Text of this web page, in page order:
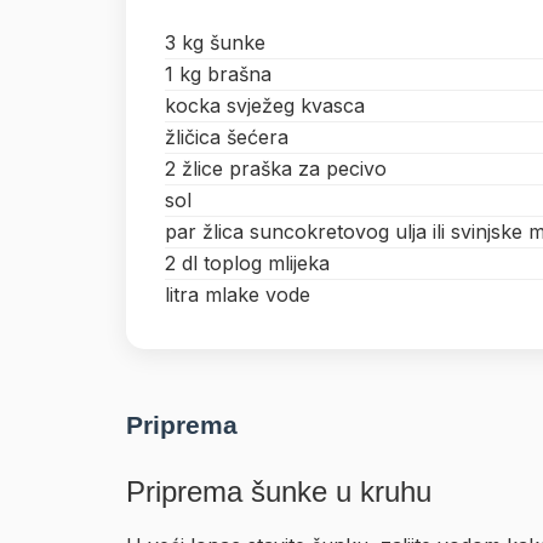
3 kg šunke
1 kg brašna
kocka svježeg kvasca
žličica šećera
2 žlice praška za pecivo
sol
par žlica suncokretovog ulja ili svinjske
2 dl toplog mlijeka
litra mlake vode
Priprema
Priprema šunke u kruhu